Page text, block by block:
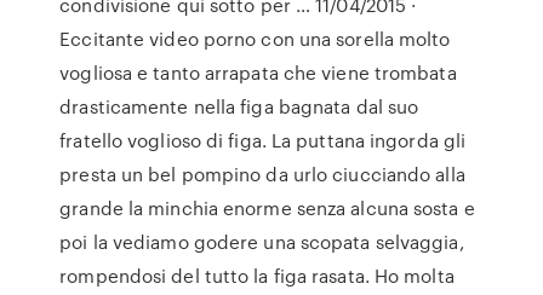
Eccitante video porno con una sorella molto
vogliosa e tanto arrapata che viene trombata
drasticamente nella figa bagnata dal suo
fratello voglioso di figa. La puttana ingorda gli
presta un bel pompino da urlo ciucciando alla
grande la minchia enorme senza alcuna sosta e
poi la vediamo godere una scopata selvaggia,
rompendosi del tutto la figa rasata. Ho molta